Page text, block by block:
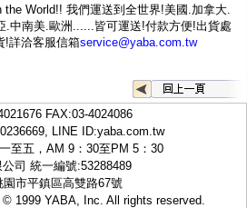
World!! 我們運送到全世界!美國.加拿大.
.中南美.歐洲......皆可運送!付款方便!出貨處
!詳洽客服信箱service@yaba.com.tw
FAX:03-4024086
LINE ID:yaba.com.tw
至五，AM 9：30至PM 5：30
司 統一編號:53288489
園市平鎮區高雙路67號
© 1999 YABA, Inc. All rights reserved.